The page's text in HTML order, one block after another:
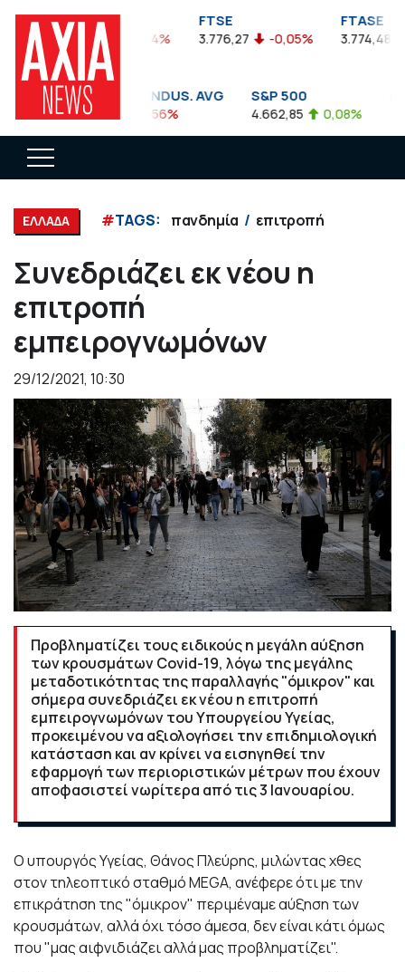
FTSEA
899,47 -0,04%
FTSE
3.776,27 -0,05%
FTASE
3.774,48
DOW JONES INDUS. AVG
35.911,81 -0,56%
S&P 500
4.662,85 0,08%
ΕΛΛΑΔΑ #TAGS: πανδημία επιτροπή
Συνεδριάζει εκ νέου η
επιτροπή
εμπειρογνωμόνων
29/12/2021, 10:30
Προβληματίζει τους ειδικούς η μεγάλη αύξηση
των κρουσμάτων Covid-19, λόγω της μεγάλης
μεταδοτικότητας της παραλλαγής "όμικρον" και
σήμερα συνεδριάζει εκ νέου η επιτροπή
εμπειρογνωμόνων του Yπουργείου Υγείας,
προκειμένου να αξιολογήσει την επιδημιολογική
κατάσταση και αν κρίνει να εισηγηθεί την
εφαρμογή των περιοριστικών μέτρων που έχουν
αποφασιστεί νωρίτερα από τις 3 Ιανουαρίου.
Ο υπουργός Υγείας, Θάνος Πλεύρης, μιλώντας χθες
στον τηλεοπτικό σταθμό MEGA, ανέφερε ότι με την
επικράτηση της "όμικρον" περιμέναμε αύξηση των
κρουσμάτων, αλλά όχι τόσο άμεσα, δεν είναι κάτι όμως
που "μας αιφνιδιάζει αλλά μας προβληματίζει".